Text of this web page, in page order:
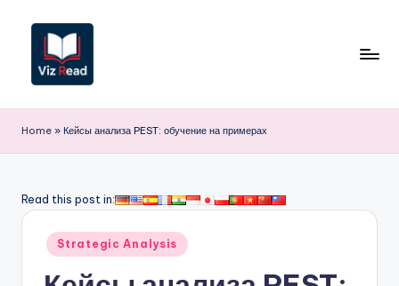
Перейти
содержимому
iz
R
a
R
Home » Кейсы анализа PEST: обучение на примерах
Read this post in:
Опубликовано
Strategic Analysis